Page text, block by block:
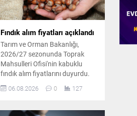
Fındık alım fiyatları açıklandı
Tarım ve Orman Bakanlığı,
2026/27 sezonunda Toprak
Mahsulleri Ofisi'nin kabuklu
fındık alım fiyatlarını duyurdu.
levant kalite fındık ise kilogram
06.08.2026 0 127